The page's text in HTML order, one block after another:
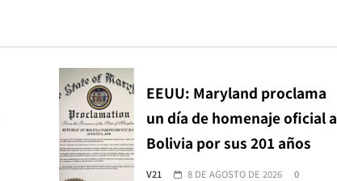
EEUU: Maryland proclama
un día de homenaje oficial a
Bolivia por sus 201 años
V21 8 DE AGOSTO DE 2026 0